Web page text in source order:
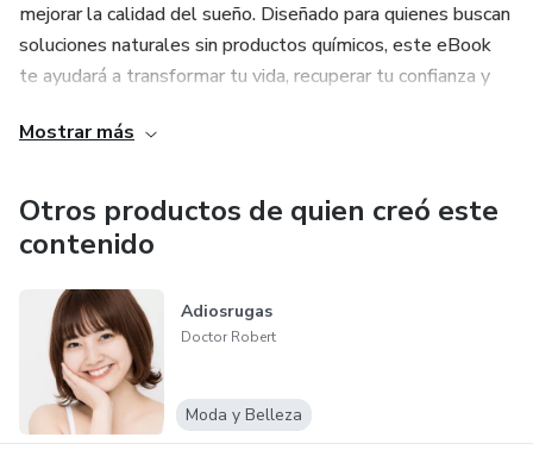
mejorar la calidad del sueño. Diseñado para quienes buscan
soluciones naturales sin productos químicos, este eBook
te ayudará a transformar tu vida, recuperar tu confianza y
hoy y nota los resultados desde los primeros días! 🌿💪
Mostrar más
Otros productos de quien creó este
contenido
Adiosrugas
Doctor Robert
Moda y Belleza